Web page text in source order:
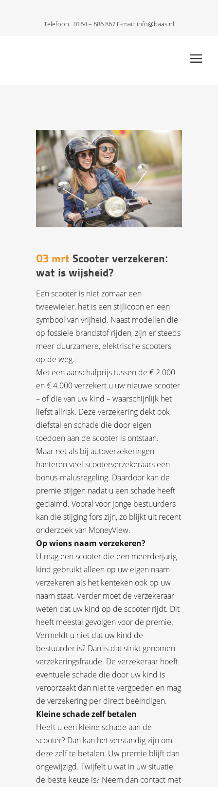
Telefoon: 0164 – 686 867 E-mail: info@baas.nl
03 mrt Scooter verzekeren:
wat is wijsheid?
Een scooter is niet zomaar een
tweewieler, het is een stijlicoon en een
symbool van vrijheid. Naast modellen die
op fossiele brandstof rijden, zijn er steeds
meer duurzamere, elektrische scooters
op de weg.
Met een aanschafprijs tussen de € 2.000
en € 4.000 verzekert u uw nieuwe scooter
– of die van uw kind – waarschijnlijk het
liefst allrisk. Deze verzekering dekt ook
diefstal en schade die door eigen
toedoen aan de scooter is ontstaan.
Maar net als bij autoverzekeringen
hanteren veel scooterverzekeraars een
bonus-malusregeling. Daardoor kan de
premie stijgen nadat u een schade heeft
geclaimd. Vooral voor jonge bestuurders
kan die stijging fors zijn, zo blijkt uit recent
onderzoek van MoneyView.
Op wiens naam verzekeren?
U mag een scooter die een meerderjarig
kind gebruikt alleen op uw eigen naam
verzekeren als het kenteken ook op uw
naam staat. Verder moet de verzekeraar
weten dat uw kind op de scooter rijdt. Dit
heeft meestal gevolgen voor de premie.
Vermeldt u niet dat uw kind de
bestuurder is? Dan is dat strikt genomen
verzekeringsfraude. De verzekeraar hoeft
eventuele schade die door uw kind is
veroorzaakt dan niet te vergoeden en mag
de verzekering per direct beëindigen.
Kleine schade zelf betalen
Heeft u een kleine schade aan de
scooter? Dan kan het verstandig zijn om
deze zelf te betalen. Uw premie blijft dan
ongewijzigd. Twijfelt u wat in uw situatie
de beste keuze is? Neem dan contact met